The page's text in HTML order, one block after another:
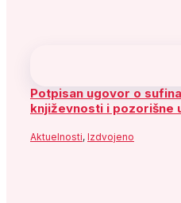
Potpisan ugovor o
književnosti i pozorišne
Aktuelnosti, Izdvojeno